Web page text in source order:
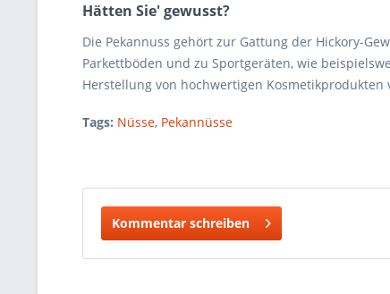
Hätten Sie' gewusst?
Die Pekannuss gehört zur Gattung der Hickory-
Parkettböden und zu Sportgeräten, wie
Herstellung von hochwertigen Kosmetikprodukten
Tags: Nüsse, Pekannüsse
Kommentar schreiben